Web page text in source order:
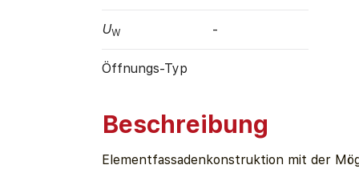
UW -
Öffnungs-Typ
Beschreibung
Elementfassadenkonstruktion mit der